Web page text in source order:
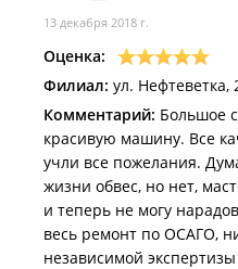
13 декабря 2018 г.
Оценка:
Филиал: ул. Нефтеветка,
Комментарий: Большое
красивую машину. Все
учли все пожелания.
жизни обвес, но нет,
и теперь не могу
весь ремонт по ОСАГО,
независимой